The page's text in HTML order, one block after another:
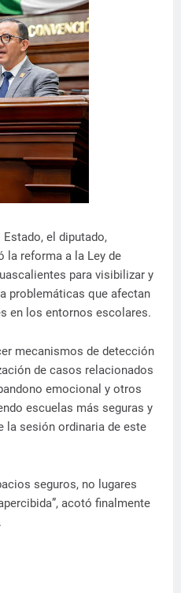
el diputado,
la reforma a la Ley de
para visibilizar y
problemáticas que afectan
en los entornos escolares.
mecanismos de detección
de casos relacionados
emocional y otros
escuelas más seguras y
la sesión ordinaria de este
seguros, no lugares
acotó finalmente